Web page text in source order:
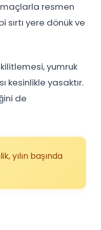
maçlarla resmen
yere dönük ve
yumruk
kesinlikle yasaktır.
de
yılın başında